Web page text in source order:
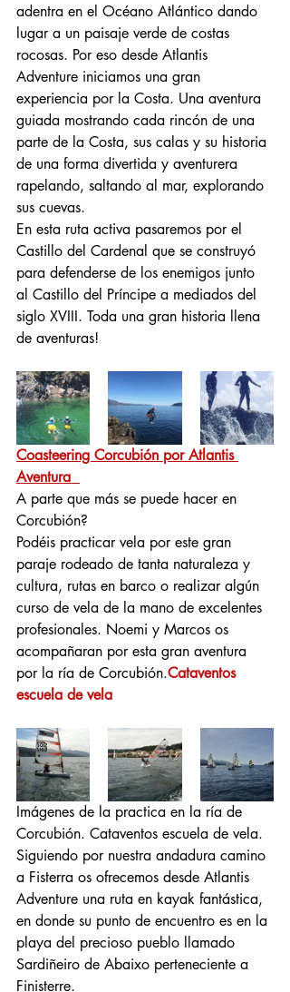
adentra en el Océano Atlántico dando
lugar a un paisaje verde de costas
rocosas. Por eso desde Atlantis
Adventure iniciamos una gran
experiencia por la Costa. Una aventura
guiada mostrando cada rincón de una
parte de la Costa, sus calas y su historia
de una forma divertida y aventurera
rapelando, saltando al mar, explorando
sus cuevas.
En esta ruta activa pasaremos por el
Castillo del Cardenal que se construyó
para defenderse de los enemigos junto
al Castillo del Príncipe a mediados del
siglo XVIII. Toda una gran historia llena
de aventuras!
Coasteering Corcubión por Atlantis
Aventura
A parte que más se puede hacer en
Corcubión?
Podéis practicar vela por este gran
paraje rodeado de tanta naturaleza y
cultura, rutas en barco o realizar algún
curso de vela de la mano de excelentes
profesionales. Noemi y Marcos os
acompañaran por esta gran aventura
por la ría de Corcubión.Cataventos
escuela de vela
Imágenes de la practica en la ría de
Corcubión. Cataventos escuela de vela.
Siguiendo por nuestra andadura camino
a Fisterra os ofrecemos desde Atlantis
Adventure una ruta en kayak fantástica,
en donde su punto de encuentro es en la
playa del precioso pueblo llamado
Sardiñeiro de Abaixo perteneciente a
Finisterre.